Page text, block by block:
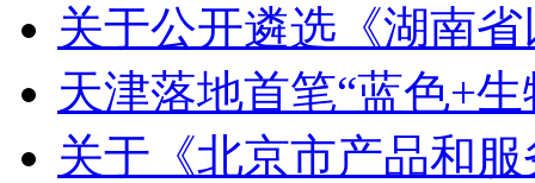
关于公开遴选《湖南
天津落地首笔“蓝色+
关于《北京市产品和